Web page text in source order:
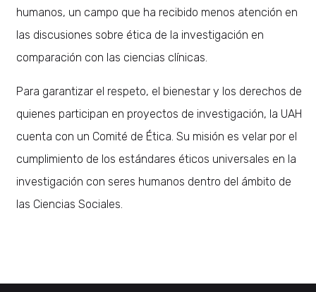
humanos, un campo que ha recibido menos atención en
las discusiones sobre ética de la investigación en
comparación con las ciencias clínicas.
Para garantizar el respeto, el bienestar y los derechos de
quienes participan en proyectos de investigación, la UAH
cuenta con un Comité de Ética. Su misión es velar por el
cumplimiento de los estándares éticos universales en la
investigación con seres humanos dentro del ámbito de
las Ciencias Sociales.